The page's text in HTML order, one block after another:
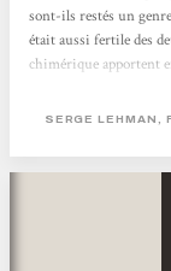
sont-ils restés un
était aussi fertile des
chimérique apportent
et en expliquant
SERGE LEHMAN,